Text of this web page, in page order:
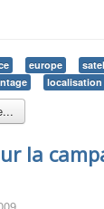
europe
localisation
la